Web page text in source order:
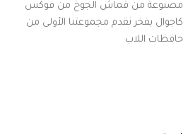
مصنوعة من قماش الجوخ من فوكس
كاجوال بفخر نقدم مجموعتنا الأولى من
حافظات اللاب